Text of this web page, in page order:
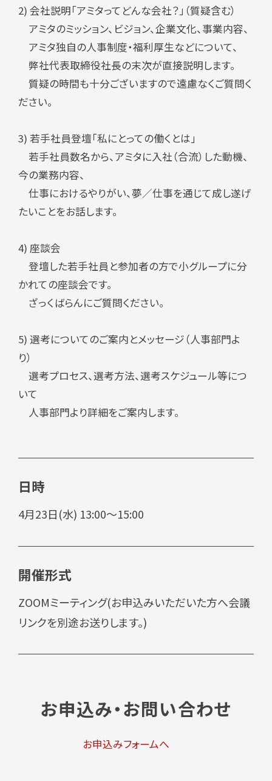
2) 会社説明「アミタってどんな会社？」（質疑含む）
アミタのミッション、ビジョン、企業文化、事業内容、
アミタ独自の人事制度・福利厚生などについて、
弊社代表取締役社長の末次が直接説明します。
質疑の時間も十分ございますので遠慮なくご質問く
ださい。
3) 若手社員登壇「私にとっての働くとは」
若手社員数名から、アミタに入社（合流）した動機、
今の業務内容、
仕事におけるやりがい、夢／仕事を通じて成し遂げ
たいことをお話します。
4) 座談会
登壇した若手社員と参加者の方で小グループに分
かれての座談会です。
ざっくばらんにご質問ください。
5) 選考についてのご案内とメッセージ（人事部門よ
り）
選考プロセス、選考方法、選考スケジュール等につ
いて
人事部門より詳細をご案内します。
日時
4月23日(水) 13:00～15:00
開催形式
ZOOMミーティング(お申込みいただいた方へ会議
リンクを別途お送りします。)
お申込み・お問い合わせ
お申込みフォームへ